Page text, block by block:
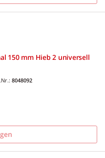
150 mm Hieb 2 universell
8048092